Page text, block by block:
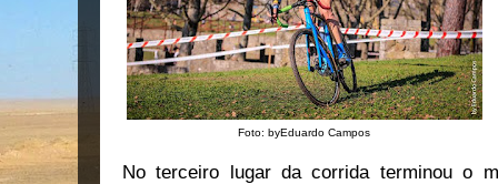
Foto: byEduardo Campos
No terceiro lugar da corrida terminou o